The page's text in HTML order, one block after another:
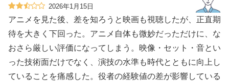
2026年1月15日
アニメを見た後、差を知ろうと映画も視聴したが、正直期
待を大きく下回った。アニメ自体も微妙だっただけに、な
おさら厳しい評価になってしまう。映像・セット・音とい
った技術面だけでなく、演技の水準も時代とともに向上し
ていることを痛感した。役者の経験値の差が影響している